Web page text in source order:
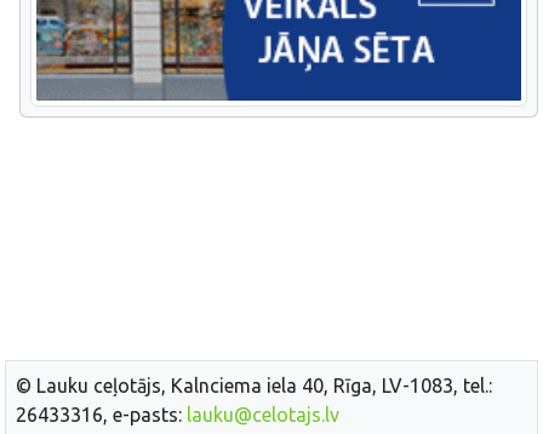
© Lauku ceļotājs, Kalnciema iela 40, Rīga, LV-1083, tel.:
26433316, e-pasts: lauku@celotajs.lv